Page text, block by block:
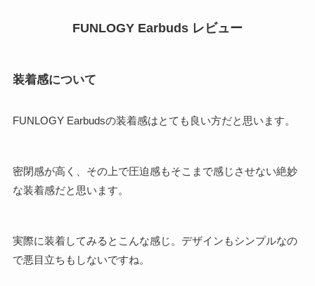
FUNLOGY Earbuds レビュー
装着感について
FUNLOGY Earbudsの装着感はとても良い方だと思います。
密閉感が高く、その上で圧迫感もそこまで感じさせない絶妙
な装着感だと思います。
実際に装着してみるとこんな感じ。デザインもシンプルなの
で悪目立ちもしないですね。